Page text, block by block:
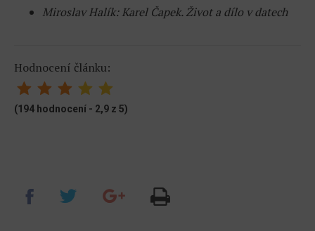
Miroslav Halík: Karel Čapek. Život a dílo v datech
Hodnocení článku:
(194 hodnocení - 2,9 z 5)